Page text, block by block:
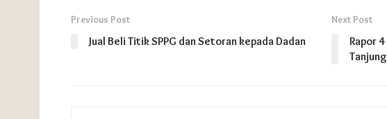
Previous Post
Jual Beli Titik SPPG dan Setoran kepada Dadan
Next Post
Rapor